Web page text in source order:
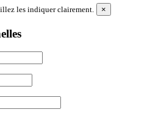
les indiquer clairement. ×